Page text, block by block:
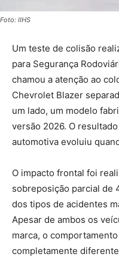
Foto: IIHS
Um teste de colisão
para Segurança
chamou a atenção ao
Chevrolet Blazer
um lado, um modelo
versão 2026. O
automotiva evoluiu
O impacto frontal foi
sobreposição parcial de
dos tipos de acidentes
Apesar de ambos os
marca, o
completamente